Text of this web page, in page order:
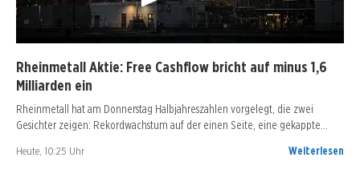
Rheinmetall Aktie: Free Cashflow bricht auf minus 1,6
Milliarden ein
Rheinmetall hat am Donnerstag Halbjahreszahlen vorgelegt, die zwei
Gesichter zeigen: Rekordwachstum auf der einen Seite, eine gekappte…
Heute, 10:25 Uhr Weiterlesen